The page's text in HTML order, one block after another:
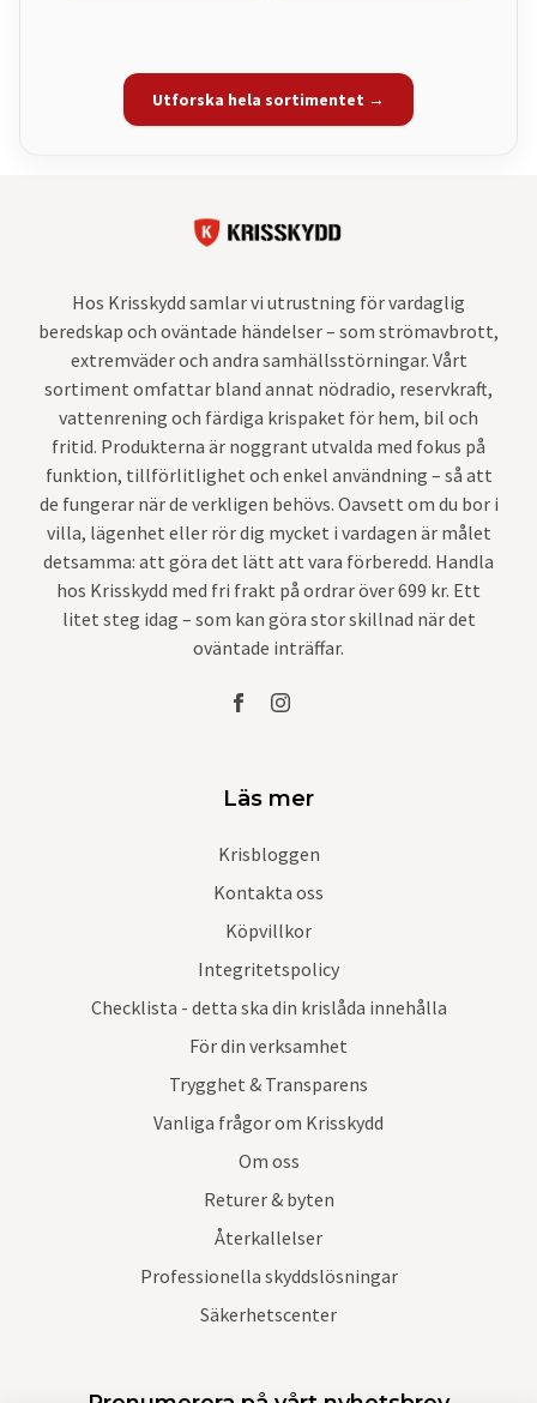
Utforska hela sortimentet →
Hos Krisskydd samlar vi utrustning för vardaglig
beredskap och oväntade händelser – som strömavbrott,
extremväder och andra samhällsstörningar. Vårt
sortiment omfattar bland annat nödradio, reservkraft,
vattenrening och färdiga krispaket för hem, bil och
fritid. Produkterna är noggrant utvalda med fokus på
funktion, tillförlitlighet och enkel användning – så att
de fungerar när de verkligen behövs. Oavsett om du bor i
villa, lägenhet eller rör dig mycket i vardagen är målet
detsamma: att göra det lätt att vara förberedd. Handla
hos Krisskydd med fri frakt på ordrar över 699 kr. Ett
litet steg idag – som kan göra stor skillnad när det
oväntade inträffar.
Läs mer
Krisbloggen
Kontakta oss
Köpvillkor
Integritetspolicy
Checklista - detta ska din krislåda innehålla
För din verksamhet
Trygghet & Transparens
Vanliga frågor om Krisskydd
Om oss
Returer & byten
Återkallelser
Professionella skyddslösningar
Säkerhetscenter